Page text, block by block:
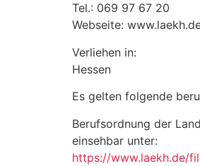
Tel.: 069 97 67 20
Webseite:
Verliehen in:
Hessen
Es gelten folgende
Berufsordnung der
einsehbar unter:
https://www.laekh.de/